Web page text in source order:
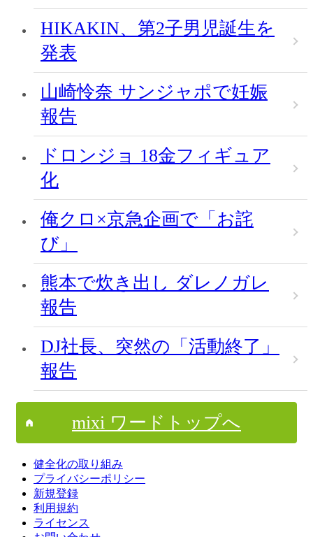
HIKAKIN、第2子男児誕生を
発表
山崎怜奈 サンジャポで妊娠
報告
ドロンジョ 18金フィギュア
化
俺クロ×京急企画で「お詫
び」
熊本で炊き出し ダレノガレ
報告
DJ社長、突然の「活動終了」
報告
mixi ワードトップへ
健全化の取り組み
プライバシーポリシー
新規登録
利用規約
ライセンス